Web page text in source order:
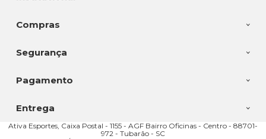
Compras
Segurança
Pagamento
Entrega
Ativa Esportes, Caixa Postal - 1155 - AGF Bairro Oficinas - Centro - 88701-
972 - Tubarão - SC